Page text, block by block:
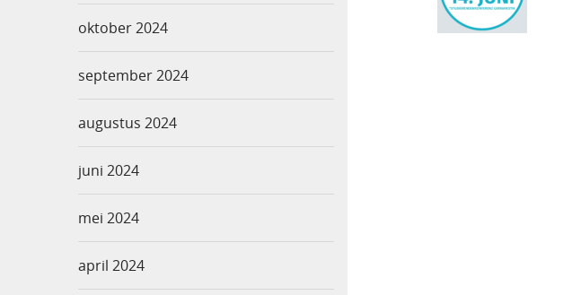
oktober 2024
september 2024
augustus 2024
juni 2024
mei 2024
april 2024